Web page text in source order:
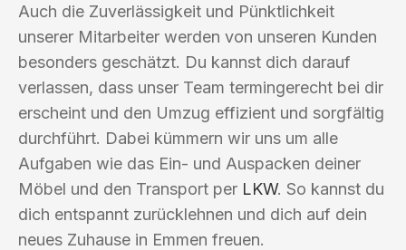
Auch die Zuverlässigkeit und Pünktlichkeit
unserer Mitarbeiter werden von unseren Kunden
besonders geschätzt. Du kannst dich darauf
verlassen, dass unser Team termingerecht bei dir
erscheint und den Umzug effizient und sorgfältig
durchführt. Dabei kümmern wir uns um alle
Aufgaben wie das Ein- und Auspacken deiner
Möbel und den Transport per LKW. So kannst du
dich entspannt zurücklehnen und dich auf dein
neues Zuhause in Emmen freuen.